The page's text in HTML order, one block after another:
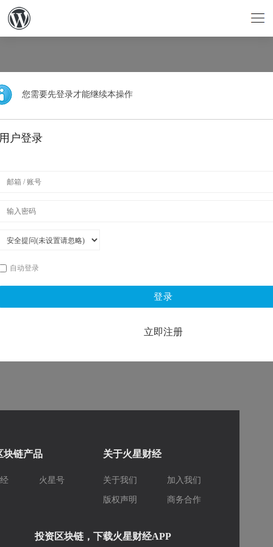
您需要先登录才能继续本操作
户登录
自动登录
登录
立即注册
块链产品
火星号
关于火星财经
关于我们 加入我们
版权声明 商务合作
投资区块链，下载火星财经APP